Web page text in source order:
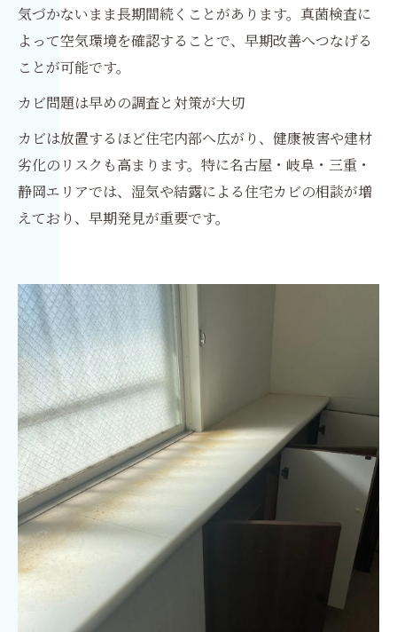
気づかないまま長期間続くことがあります。真菌検査に
よって空気環境を確認することで、早期改善へつなげる
ことが可能です。
カビ問題は早めの調査と対策が大切
カビは放置するほど住宅内部へ広がり、健康被害や建材
劣化のリスクも高まります。特に名古屋・岐阜・三重・
静岡エリアでは、湿気や結露による住宅カビの相談が増
えており、早期発見が重要です。